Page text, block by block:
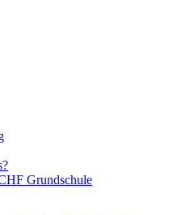
Grundschule